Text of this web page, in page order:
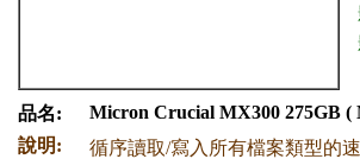
品名:
Micron Crucial MX300 275GB (
說明:
循序讀取/寫入所有檔案類型的